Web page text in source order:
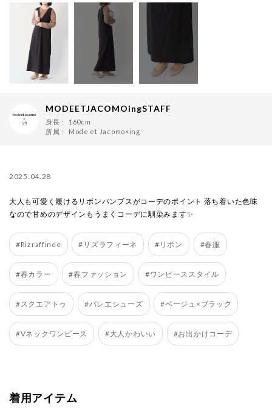
MODEETJACOMOingSTAFF
身長：
160cm
所属： Mode et Jacomo×ing
2025.04.28
大人も可愛く履けるリボンパンプスがコーデのポイント 落ち着いた色味
なので甘めのデザインもうまくコーデに馴染みます✨
#Rizraffinee #リズラフィーネ #リボン #春服
#春カラー #春ファッション #ワンピーススタイル
#スクエアトゥ #バレエシューズ #ベージュ×ブラック
#Vネックワンピース #大人かわいい #お出かけコーデ
着用アイテム